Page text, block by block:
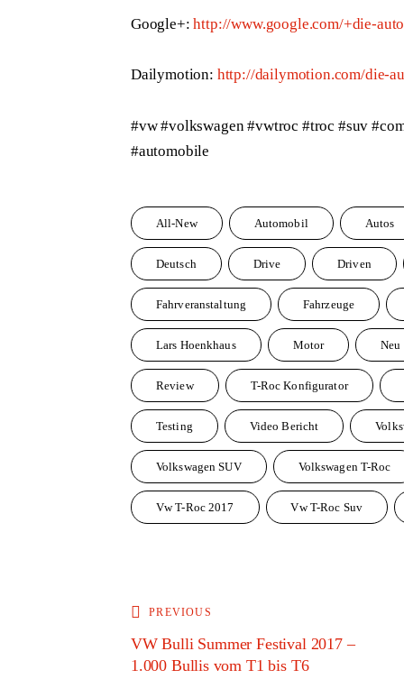
Google+: http://www.google.com/+die-
Dailymotion: http://dailymotion.com/die-
#vw #volkswagen #vwtroc #troc #suv
#automobile
All-New Automobil Autos
Deutsch Drive Driven
Fahrveranstaltung Fahrzeuge
Lars Hoenkhaus Motor Neu
Review T-Roc Konfigurator
Testing Video Bericht
Volkswagen SUV Volkswagen T-Roc
Vw T-Roc 2017 Vw T-Roc Suv
Beitragsnavigation
PREVIOUS
VW Bulli Summer Festival 2017 –
1.000 Bullis vom T1 bis T6